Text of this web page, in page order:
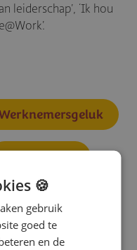
leiderschap’, ‘Ik hou
Leiderschap
🍪
gebruik
goed te
en de